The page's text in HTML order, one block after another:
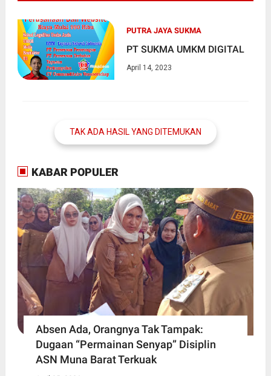
PUTRA JAYA SUKMA
PT SUKMA UMKM DIGITAL
April 14, 2023
TAK ADA HASIL YANG DITEMUKAN
KABAR POPULER
Absen Ada, Orangnya Tak Tampak:
Dugaan “Permainan Senyap” Disiplin
ASN Muna Barat Terkuak